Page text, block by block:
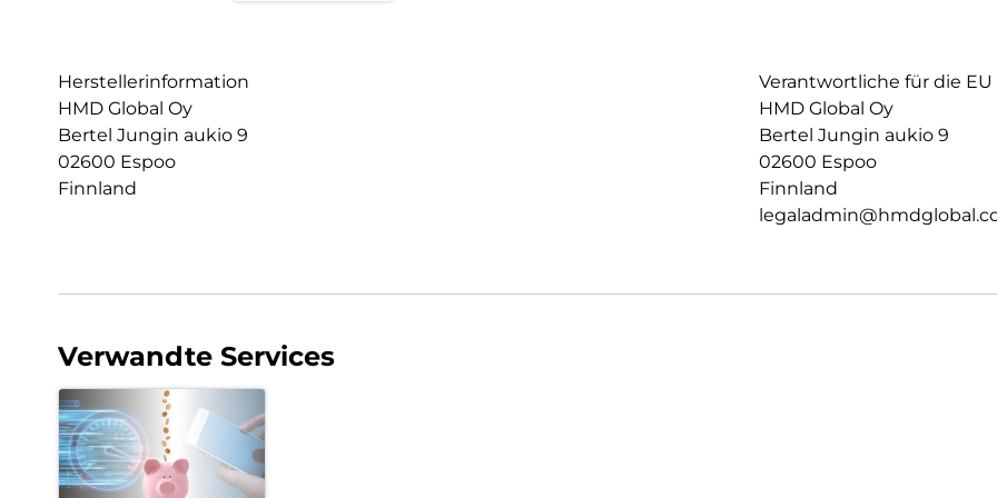
Herstellerinformation
HMD Global Oy
Bertel Jungin aukio 9
02600 Espoo
Finnland
Verantwortliche für die EU
HMD Global Oy
Bertel Jungin aukio 9
02600 Espoo
Finnland
Verwandte Services